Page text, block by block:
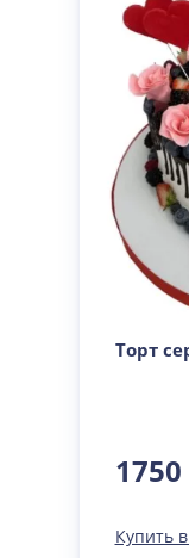
Торт
1750
Купить